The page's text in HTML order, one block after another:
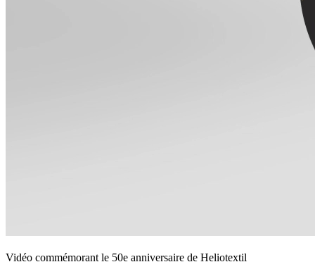
Vidéo commémorant le 50e anniversaire de Heliotextil